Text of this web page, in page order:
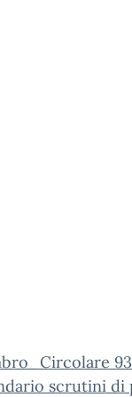
scrutini di